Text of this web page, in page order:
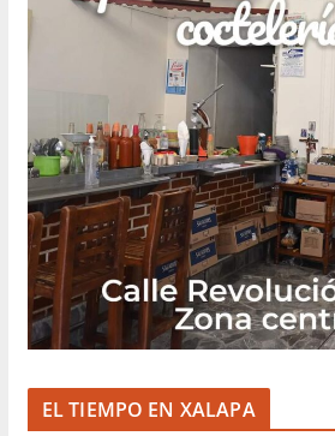
EL TIEMPO EN XALAPA